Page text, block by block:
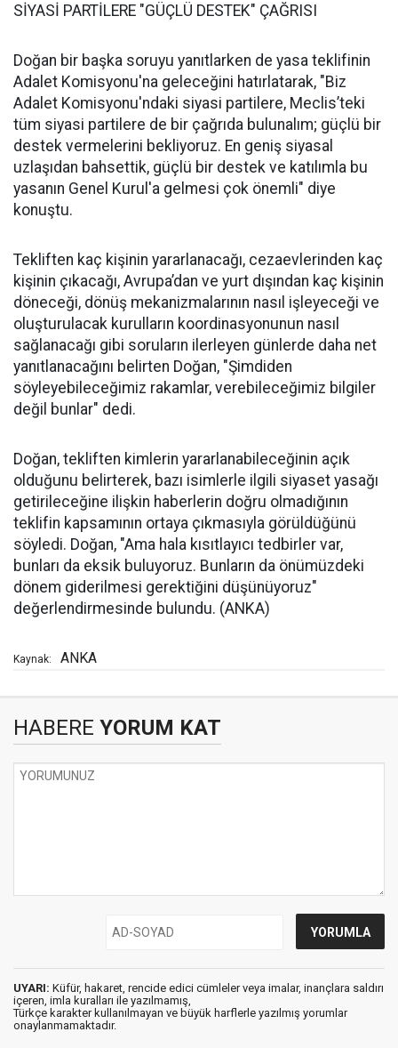
SİYASİ PARTİLERE "GÜÇLÜ DESTEK" ÇAĞRISI
Doğan bir başka soruyu yanıtlarken de yasa teklifinin
Adalet Komisyonu'na geleceğini hatırlatarak, "Biz
Adalet Komisyonu'ndaki siyasi partilere, Meclis’teki
tüm siyasi partilere de bir çağrıda bulunalım; güçlü bir
destek vermelerini bekliyoruz. En geniş siyasal
uzlaşıdan bahsettik, güçlü bir destek ve katılımla bu
yasanın Genel Kurul'a gelmesi çok önemli" diye
konuştu.
Tekliften kaç kişinin yararlanacağı, cezaevlerinden kaç
kişinin çıkacağı, Avrupa’dan ve yurt dışından kaç kişinin
döneceği, dönüş mekanizmalarının nasıl işleyeceği ve
oluşturulacak kurulların koordinasyonunun nasıl
sağlanacağı gibi soruların ilerleyen günlerde daha net
yanıtlanacağını belirten Doğan, "Şimdiden
söyleyebileceğimiz rakamlar, verebileceğimiz bilgiler
değil bunlar" dedi.
Doğan, tekliften kimlerin yararlanabileceğinin açık
olduğunu belirterek, bazı isimlerle ilgili siyaset yasağı
getirileceğine ilişkin haberlerin doğru olmadığının
teklifin kapsamının ortaya çıkmasıyla görüldüğünü
söyledi. Doğan, "Ama hala kısıtlayıcı tedbirler var,
bunları da eksik buluyoruz. Bunların da önümüzdeki
dönem giderilmesi gerektiğini düşünüyoruz"
değerlendirmesinde bulundu. (ANKA)
Kaynak: ANKA
HABERE YORUM KAT
UYARI: Küfür, hakaret, rencide edici cümleler veya imalar, inançlara saldırı
içeren, imla kuralları ile yazılmamış,
Türkçe karakter kullanılmayan ve büyük harflerle yazılmış yorumlar
onaylanmamaktadır.